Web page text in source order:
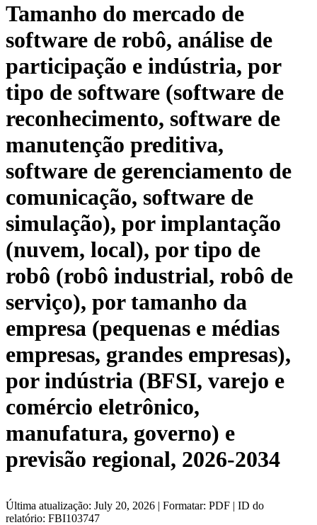
Tamanho do mercado de
software de robô, análise de
participação e indústria, por
tipo de software (software de
reconhecimento, software de
manutenção preditiva,
software de gerenciamento de
comunicação, software de
simulação), por implantação
(nuvem, local), por tipo de
robô (robô industrial, robô de
serviço), por tamanho da
empresa (pequenas e médias
empresas, grandes empresas),
por indústria (BFSI, varejo e
comércio eletrônico,
manufatura, governo) e
previsão regional, 2026-2034
Última atualização: July 20, 2026 | Formatar: PDF | ID do
relatório: FBI103747